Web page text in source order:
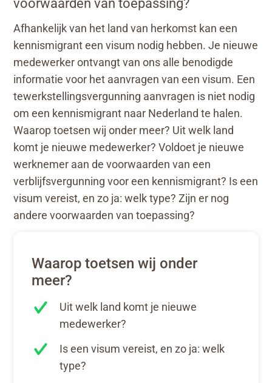
voorwaarden van toepassing?
Afhankelijk van het land van herkomst kan een
kennismigrant een visum nodig hebben. Je nieuwe
medewerker ontvangt van ons alle benodigde
informatie voor het aanvragen van een visum. Een
tewerkstellingsvergunning aanvragen is niet nodig
om een kennismigrant naar Nederland te halen.
Waarop toetsen wij onder meer? Uit welk land
komt je nieuwe medewerker? Voldoet je nieuwe
werknemer aan de voorwaarden van een
verblijfsvergunning voor een kennismigrant? Is een
visum vereist, en zo ja: welk type? Zijn er nog
andere voorwaarden van toepassing?
Waarop toetsen wij onder
meer?
Uit welk land komt je nieuwe
medewerker?
Is een visum vereist, en zo ja: welk
type?